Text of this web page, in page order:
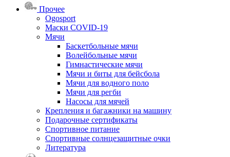
Прочее
Ogosport
Маски COVID-19
Мячи
Баскетбольные мячи
Волейбольные мячи
Гимнастические мячи
Мячи и биты для бейсбола
Мячи для водного поло
Мячи для регби
Насосы для мячей
Крепления и багажники на машину
Подарочные сертификаты
Спортивное питание
Спортивные солнцезащитные очки
Литература